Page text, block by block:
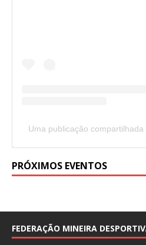
Uma publicação
PRÓXIMOS EVENTOS
FEDERAÇÃO MINEIRA